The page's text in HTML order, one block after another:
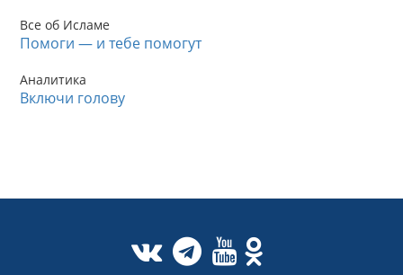
Все об Исламе
Помоги — и тебе помогут
Аналитика
Включи голову